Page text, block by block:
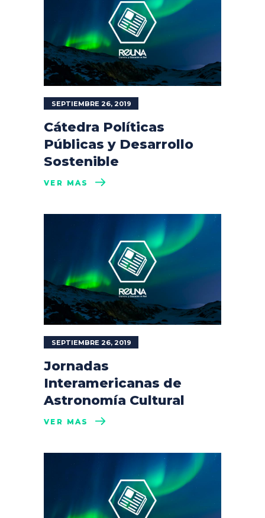
SEPTIEMBRE 26, 2019
Cátedra Políticas
Públicas y Desarrollo
Sostenible
VER MÁS
SEPTIEMBRE 26, 2019
Jornadas
Interamericanas de
Astronomía Cultural
VER MÁS